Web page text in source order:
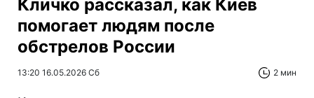
Кличко рассказал, как Киев
помогает людям после
обстрелов России
13:20 16.05.2026 Сб 2 мин